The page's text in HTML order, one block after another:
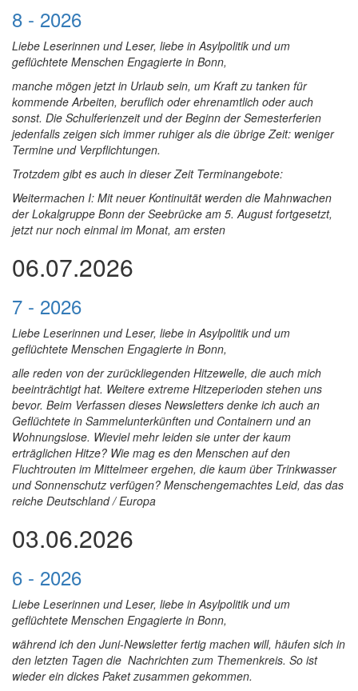
8 - 2026
Liebe Leserinnen und Leser, liebe in Asylpolitik und um
geflüchtete Menschen Engagierte in Bonn,
manche mögen jetzt in Urlaub sein, um Kraft zu tanken für
kommende Arbeiten, beruflich oder ehrenamtlich oder auch
sonst. Die Schulferienzeit und der Beginn der Semesterferien
jedenfalls zeigen sich immer ruhiger als die übrige Zeit: weniger
Termine und Verpflichtungen.
Trotzdem gibt es auch in dieser Zeit Terminangebote:
Weitermachen I: Mit neuer Kontinuität werden die Mahnwachen
der Lokalgruppe Bonn der Seebrücke am 5. August fortgesetzt,
jetzt nur noch einmal im Monat, am ersten
06.07.2026
7 - 2026
Liebe Leserinnen und Leser, liebe in Asylpolitik und um
geflüchtete Menschen Engagierte in Bonn,
alle reden von der zurückliegenden Hitzewelle, die auch mich
beeinträchtigt hat. Weitere extreme Hitzeperioden stehen uns
bevor. Beim Verfassen dieses Newsletters denke ich auch an
Geflüchtete in Sammelunterkünften und Containern und an
Wohnungslose. Wieviel mehr leiden sie unter der kaum
erträglichen Hitze? Wie mag es den Menschen auf den
Fluchtrouten im Mittelmeer ergehen, die kaum über Trinkwasser
und Sonnenschutz verfügen? Menschengemachtes Leid, das das
reiche Deutschland / Europa
03.06.2026
6 - 2026
Liebe Leserinnen und Leser, liebe in Asylpolitik und um
geflüchtete Menschen Engagierte in Bonn,
während ich den Juni-Newsletter fertig machen will, häufen sich in
den letzten Tagen die Nachrichten zum Themenkreis. So ist
wieder ein dickes Paket zusammen gekommen.